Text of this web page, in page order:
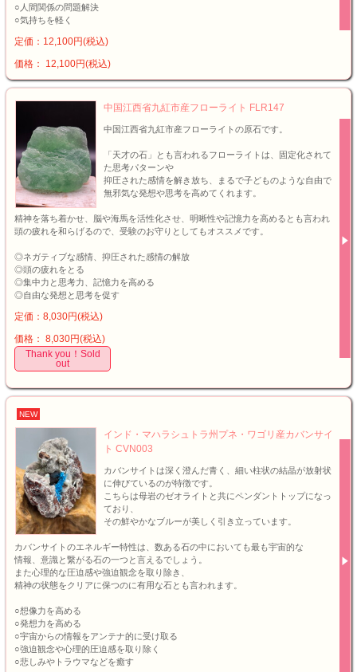
○人間関係の問題解決
○気持ちを軽く
定価：12,100円(税込)
価格： 12,100円(税込)
中国江西省九紅市産フローライト FLR147
中国江西省九紅市産フローライトの原石です。
「天才の石」とも言われるフローライトは、固定化されて
た思考パターンや
抑圧された感情を解き放ち、まるで子どものような自由で
無邪気な発想や思考を高めてくれます。
精神を落ち着かせ、脳や海馬を活性化させ、明晰性や記憶力を高めるとも言われ
頭の疲れを和らげるので、受験のお守りとしてもオススメです。
◎ネガティブな感情、抑圧された感情の解放
◎頭の疲れをとる
◎集中力と思考力、記憶力を高める
◎自由な発想と思考を促す
定価：8,030円(税込)
価格： 8,030円(税込)
Thank you！Sold
out
NEW
インド・マハラシュトラ州プネ・ワゴリ産カバンサイ
ト CVN003
カバンサイトは深く澄んだ青く、細い柱状の結晶が放射状
に伸びているのが特徴です。
こちらは母岩のゼオライトと共にペンダントトップになっ
ており、
その鮮やかなブルーが美しく引き立っています。
カバンサイトのエネルギー特性は、数ある石の中においても最も宇宙的な
情報、意識と繋がる石の一つと言えるでしょう。
また心理的な圧迫感や強迫観念を取り除き、
精神の状態をクリアに保つのに有用な石とも言われます。
○想像力を高める
○発想力を高める
○宇宙からの情報をアンテナ的に受け取る
○強迫観念や心理的圧迫感を取り除く
○悲しみやトラウマなどを癒す